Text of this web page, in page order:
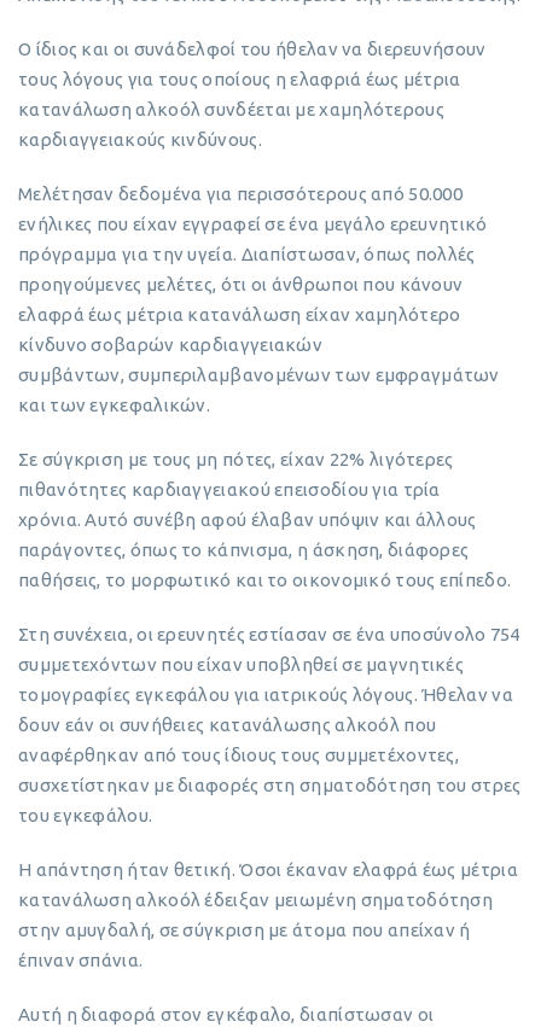
Ο ίδιος και οι συνάδελφοί του ήθελαν να διερευνήσουν
τους λόγους για τους οποίους η ελαφριά έως μέτρια
κατανάλωση αλκοόλ συνδέεται με χαμηλότερους
καρδιαγγειακούς κινδύνους.
Μελέτησαν δεδομένα για περισσότερους από 50.000
ενήλικες που είχαν εγγραφεί σε ένα μεγάλο ερευνητικό
πρόγραμμα για την υγεία. Διαπίστωσαν, όπως πολλές
προηγούμενες μελέτες, ότι οι άνθρωποι που κάνουν
ελαφρά έως μέτρια κατανάλωση είχαν χαμηλότερο
κίνδυνο σοβαρών καρδιαγγειακών
συμβάντων, συμπεριλαμβανομένων των εμφραγμάτων
και των εγκεφαλικών.
Σε σύγκριση με τους μη πότες, είχαν 22% λιγότερες
πιθανότητες καρδιαγγειακού επεισοδίου για τρία
χρόνια. Αυτό συνέβη αφού έλαβαν υπόψιν και άλλους
παράγοντες, όπως το κάπνισμα, η άσκηση, διάφορες
παθήσεις, το μορφωτικό και το οικονομικό τους επίπεδο.
Στη συνέχεια, οι ερευνητές εστίασαν σε ένα υποσύνολο 754
συμμετεχόντων που είχαν υποβληθεί σε μαγνητικές
τομογραφίες εγκεφάλου για ιατρικούς λόγους. Ήθελαν να
δουν εάν οι συνήθειες κατανάλωσης αλκοόλ που
αναφέρθηκαν από τους ίδιους τους συμμετέχοντες,
συσχετίστηκαν με διαφορές στη σηματοδότηση του στρες
του εγκεφάλου.
Η απάντηση ήταν θετική. Όσοι έκαναν ελαφρά έως μέτρια
κατανάλωση αλκοόλ έδειξαν μειωμένη σηματοδότηση
στην αμυγδαλή, σε σύγκριση με άτομα που απείχαν ή
έπιναν σπάνια.
Αυτή η διαφορά στον εγκέφαλο, διαπίστωσαν οι